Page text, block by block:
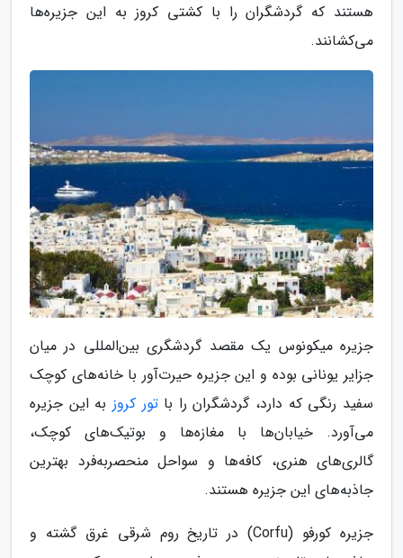
هستند که گردشگران را با کشتی کروز به این جزیره‌ها
می‌کشانند.
جزیره میکونوس یک مقصد گردشگری بین‌المللی در میان
جزایر یونانی بوده و این جزیره حیرت‌آور با خانه‌های کوچک
سفید رنگی که دارد، گردشگران را باتور کروز به این جزیره
می‌آورد. خیابان‌ها با مغازه‌ها و بوتیک‌های کوچک،
گالری‌های هنری، کافه‌ها و سواحل منحصربه‌فرد بهترین
جاذبه‌های این جزیره هستند.
جزیره کورفو (Corfu) در تاریخ روم شرقی غرق گشته و